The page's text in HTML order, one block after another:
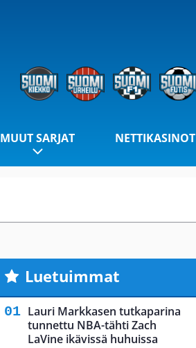
MUUT SARJAT NETTIKASINOT
Luetuimmat
Lauri Markkasen tutkaparina
tunnettu NBA-tähti Zach
LaVine ikävissä huhuissa